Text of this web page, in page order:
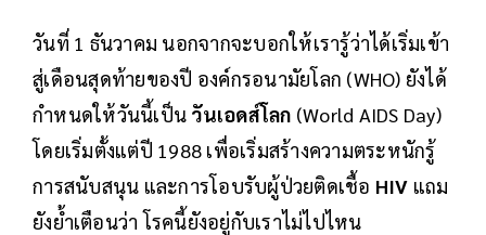
วันที่ 1 ธันวาคม นอกจากจะบอกให้เรารู้ว่าได้เริ่มเข้า
สู่เดือนสุดท้ายของปี องค์กรอนามัยโลก (WHO) ยังได้
กำหนดให้วันนี้เป็น วันเอดส์โลก (World AIDS Day)
โดยเริ่มตั้งแต่ปี 1988 เพื่อเริ่มสร้างความตระหนักรู้
การสนับสนุน และการโอบรับผู้ป่วยติดเชื้อ HIV แถม
ยังย้ำเตือนว่า โรคนี้ยังอยู่กับเราไม่ไปไหน